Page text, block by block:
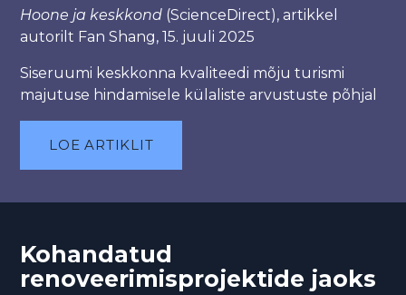
Hoone ja keskkond (ScienceDirect), artikkel
autorilt Fan Shang, 15. juuli 2025
Siseruumi keskkonna kvaliteedi mõju turismi
majutuse hindamisele külaliste arvustuste põhjal
LOE ARTIKLIT
Kohandatud
renoveerimisprojektide jaoks